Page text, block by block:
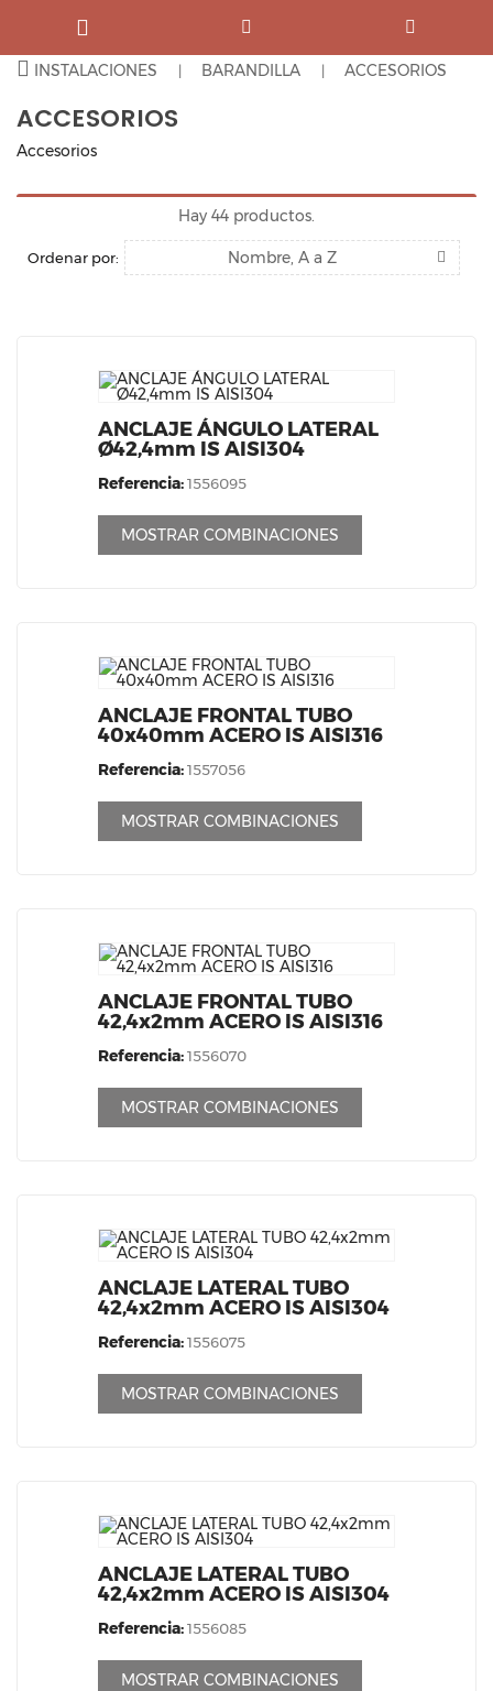
INSTALACIONES BARANDILLA ACCESORIOS
ACCESORIOS
Accesorios
Hay 44 productos.
Ordenar por: Nombre, A a Z
ANCLAJE ÁNGULO LATERAL
Ø42,4mm IS AISI304
Referencia:1556095
MOSTRAR COMBINACIONES
ANCLAJE FRONTAL TUBO
40x40mm ACERO IS AISI316
Referencia:1557056
MOSTRAR COMBINACIONES
ANCLAJE FRONTAL TUBO
42,4x2mm ACERO IS AISI316
Referencia:1556070
MOSTRAR COMBINACIONES
ANCLAJE LATERAL TUBO
42,4x2mm ACERO IS AISI304
Referencia:1556075
MOSTRAR COMBINACIONES
ANCLAJE LATERAL TUBO
42,4x2mm ACERO IS AISI304
Referencia:1556085
MOSTRAR COMBINACIONES